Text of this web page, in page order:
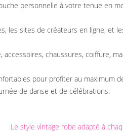
personnelle à votre tenue en
les sites de créateurs en ligne, et
accessoires, chaussures, coiffure,
pour profiter au maximum
de danse et de célébrations.
Le style vintage robe adapté à